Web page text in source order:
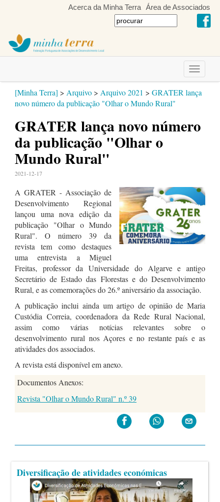
Acerca da Minha Terra Área de Associados
Toggle
[Minha Terra] > Arquivo > Arquivo 2021 > GRATER lança
novo número da publicação "Olhar o Mundo Rural"
GRATER lança novo número
da publicação "Olhar o
Mundo Rural"
2021-12-17
A GRATER - Associação de
Desenvolvimento Regional
lançou uma nova edição da
publicação "Olhar o Mundo
Rural". O número 39 da
revista tem como destaques
uma entrevista a Miguel
Freitas, professor da Universidade do Algarve e antigo
Secretário de Estado das Florestas e do Desenvolvimento
Rural, e as comemorações do 26.º aniversário da associação.
A publicação inclui ainda um artigo de opinião de Maria
Custódia Correia, coordenadora da Rede Rural Nacional,
assim comovárias notícias relevantes sobre o
desenvolvimento rural nos Açores e no restante país e as
atividades dos associados.
A revista está disponível em anexo.
Documentos Anexos:
Revista "Olhar o Mundo Rural" n.º 39
Diversificação de atividades económicas